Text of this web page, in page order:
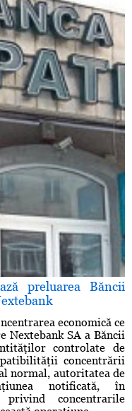
preluarea Băncii
economică ce
Nextebank SA a Băncii
controlate de
concentrării
normal, autoritatea de
notificată, în
concentrarile